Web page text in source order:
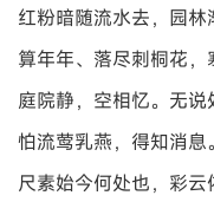
红粉暗随流水去，园林
算年年、落尽刺桐花，
庭院静，空相忆。无说
怕流莺乳燕，得知消息。
尺素始今何处也，彩云